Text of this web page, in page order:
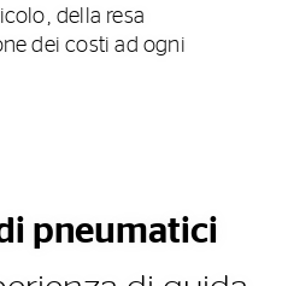
della resa
dei costi ad ogni
pneumatici